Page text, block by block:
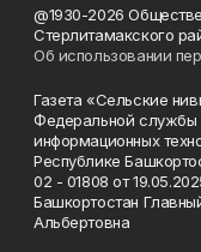
@1930-2026
Стерлитамакского
Об использовании
Газета «Сельские
Федеральной службы
информационных
Республике
02 - 01808 от
Башкортостан
Альбертовна